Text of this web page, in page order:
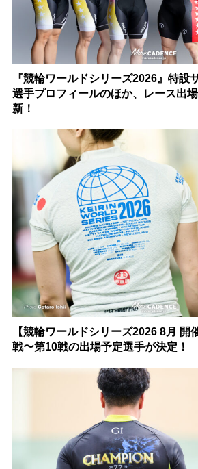
『競輪ワールドシリーズ2026』特設
選手プロフィールのほか、レース出
新！
【競輪ワールドシリーズ2026 8月 開
戦〜第10戦の出場予定選手が決定！